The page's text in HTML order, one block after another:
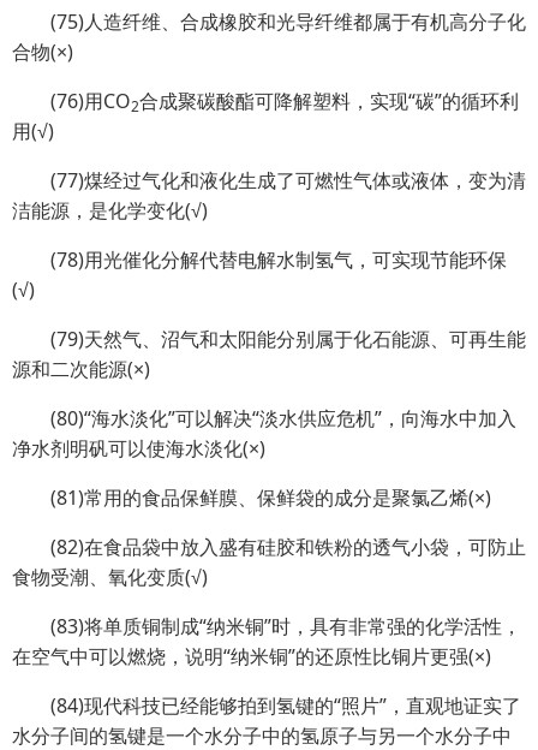
(75)人造纤维、合成橡胶和光导纤维都属于有机高分子化
合物(×)
(76)用CO2合成聚碳酸酯可降解塑料，实现“碳”的循环利
用(√)
(77)煤经过气化和液化生成了可燃性气体或液体，变为清
洁能源，是化学变化(√)
(78)用光催化分解代替电解水制氢气，可实现节能环保
(√)
(79)天然气、沼气和太阳能分别属于化石能源、可再生能
源和二次能源(×)
(80)“海水淡化”可以解决“淡水供应危机”，向海水中加入
净水剂明矾可以使海水淡化(×)
(81)常用的食品保鲜膜、保鲜袋的成分是聚氯乙烯(×)
(82)在食品袋中放入盛有硅胶和铁粉的透气小袋，可防止
食物受潮、氧化变质(√)
(83)将单质铜制成“纳米铜”时，具有非常强的化学活性，
在空气中可以燃烧，说明“纳米铜”的还原性比铜片更强(×)
(84)现代科技已经能够拍到氢键的“照片”，直观地证实了
水分子间的氢键是一个水分子中的氢原子与另一个水分子中